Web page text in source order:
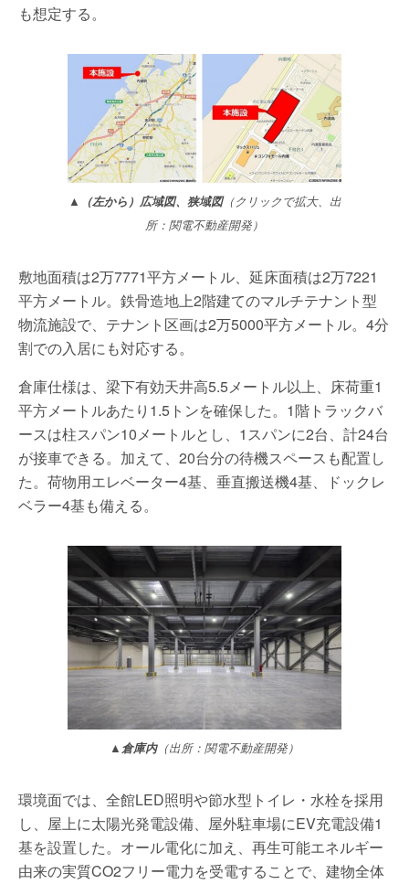
も想定する。
▲（左から）広域図、狭域図（クリックで拡大、出
所：関電不動産開発）
敷地面積は2万7771平方メートル、延床面積は2万7221
平方メートル。鉄骨造地上2階建てのマルチテナント型
物流施設で、テナント区画は2万5000平方メートル。4分
割での入居にも対応する。
倉庫仕様は、梁下有効天井高5.5メートル以上、床荷重1
平方メートルあたり1.5トンを確保した。1階トラックバ
ースは柱スパン10メートルとし、1スパンに2台、計24台
が接車できる。加えて、20台分の待機スペースも配置し
た。荷物用エレベーター4基、垂直搬送機4基、ドックレ
ベラー4基も備える。
▲倉庫内（出所：関電不動産開発）
環境面では、全館LED照明や節水型トイレ・水栓を採用
し、屋上に太陽光発電設備、屋外駐車場にEV充電設備1
基を設置した。オール電化に加え、再生可能エネルギー
由来の実質CO2フリー電力を受電することで、建物全体